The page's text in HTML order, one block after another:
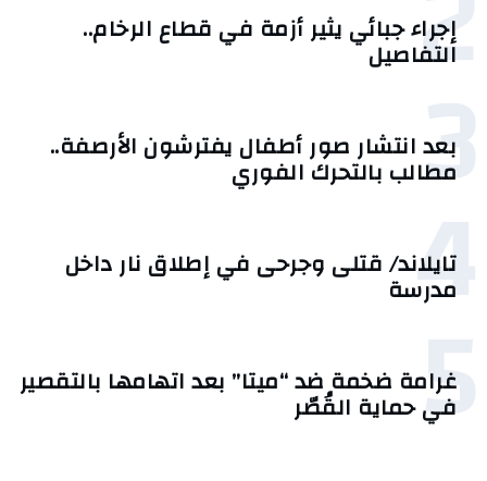
إجراء جبائي يثير أزمة في قطاع الرخام..
التفاصيل
3
بعد انتشار صور أطفال يفترشون الأرصفة..
مطالب بالتحرك الفوري
4
تايلاند/ قتلى وجرحى في إطلاق نار داخل
مدرسة
5
غرامة ضخمة ضد “ميتا” بعد اتهامها بالتقصير
في حماية القُصّر